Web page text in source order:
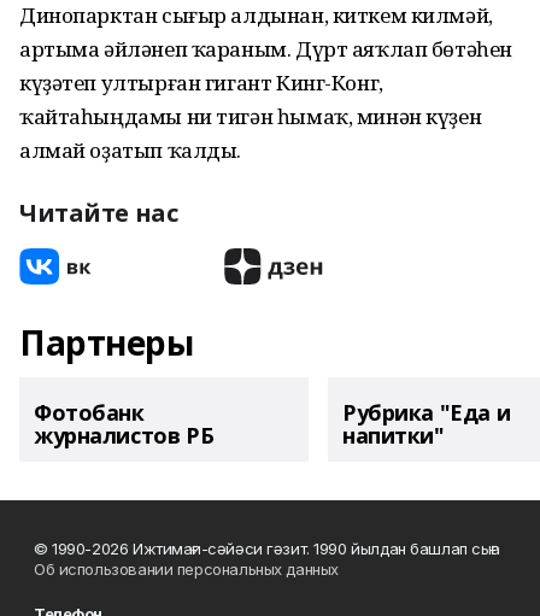
Динопарктан сығыр алдынан, киткем килмәй,
артыма әйләнеп ҡараным. Дүрт аяҡлап бөтәһен
күҙәтеп ултырған гигант Кинг-Конг,
ҡайтаһыңдамы ни тигән һымаҡ, минән күҙен
алмай оҙатып ҡалды.
Читайте нас
Партнеры
Фотобанк
журналистов РБ
Рубрика "Еда и
напитки"
© 1990-2026 Ижтимағи-сәйәси гәзит. 1990 йылдан башлап сыға
Об использовании персональных данных